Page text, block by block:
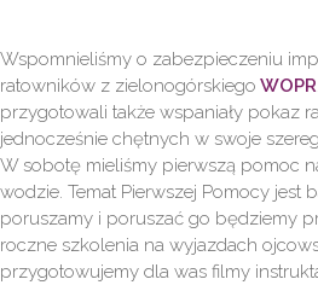
Wspomnieliśmy o zabezpieczeniu
ratowników z zielonogórskiego WOPR
przygotowali także wspaniały pokaz
jednocześnie chętnych w swoje
W sobotę mieliśmy pierwszą pomoc
wodzie. Temat Pierwszej Pomocy jest
poruszamy i poruszać go będziemy
roczne szkolenia na wyjazdach
przygotowujemy dla was filmy